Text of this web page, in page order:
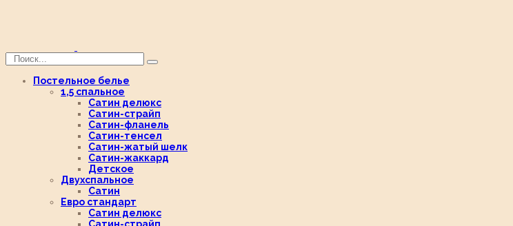
Постельное белье
1,5 спальное
Сатин делюкс
Сатин-страйп
Сатин-фланель
Сатин-тенсел
Сатин-жатый шелк
Сатин-жаккард
Детское
Двухспальное
Сатин
Евро стандарт
Сатин делюкс
Сатин-страйп